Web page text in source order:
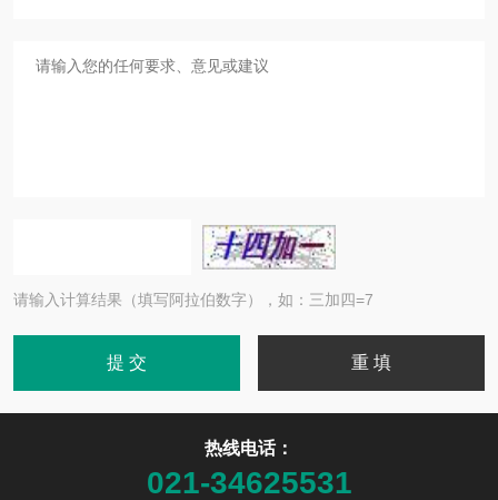
请输入计算结果（填写阿拉伯数字），如：三加四=7
热线电话：
021-34625531